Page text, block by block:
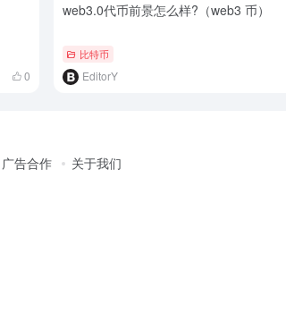
0
web3.0代币前景怎么样?（web3 币）
比特币
EditorY
广告合作
关于我们